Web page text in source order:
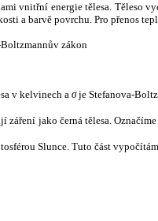
vnitřní energie tělesa. Těleso
a barvě povrchu. Pro přenos
zákon
v kelvinech aσje Stefanova-
jako černá tělesa.
Slunce. Tuto část